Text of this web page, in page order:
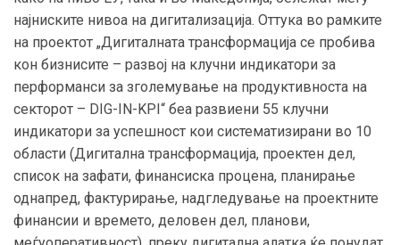
најниските нивоа на дигитализација. Оттука во рамките
на проектот „Дигиталната трансформација се пробива
кон бизнисите – развој на клучни индикатори за
перформанси за зголемување на продуктивноста на
секторот – DIG-IN-KPI“ беа развиени 55 клучни
индикатори за успешност кои систематизирани во 10
области (Дигитална трансформација, проектен дел,
список на зафати, финансиска процена, планирање
однапред, фактурирање, надгледување на проектните
финансии и времето, деловен дел, планови,